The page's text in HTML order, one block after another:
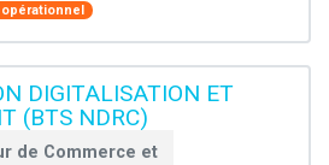
DIGITALISATION ET
(BTS NDRC)
de Commerce et